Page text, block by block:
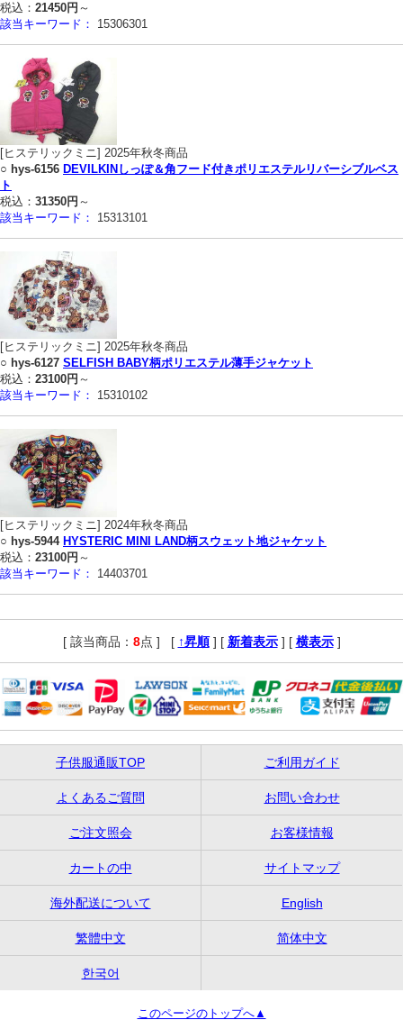
税込： 21450円 ～
該当キーワード：
15306301
[ヒステリックミニ] 2025年秋冬商品
○ hys-6156 DEVILKINしっぽ＆角フード付きポリエステルリバーシブルベス
ト
税込： 31350円 ～
該当キーワード：
15313101
[ヒステリックミニ] 2025年秋冬商品
○ hys-6127 SELFISH BABY柄ポリエステル薄手ジャケット
税込： 23100円 ～
該当キーワード：
15310102
[ヒステリックミニ] 2024年秋冬商品
○ hys-5944 HYSTERIC MINI LAND柄スウェット地ジャケット
税込： 23100円 ～
該当キーワード：
14403701
[ 該当商品： 8点 ] [ ↑昇順 ] [ 新着表示 ] [ 横表示 ]
子供服通販TOP ご利用ガイド
よくあるご質問 お問い合わせ
ご注文照会 お客様情報
カートの中 サイトマップ
海外配送について English
繁體中文 简体中文
한국어
このページのトップへ▲